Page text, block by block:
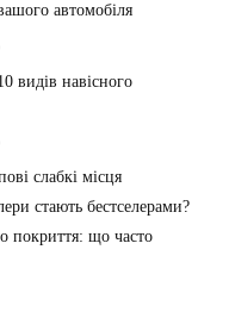
автомобіля
видів навісного
слабкі місця
стають бестселерами?
покриття: що часто